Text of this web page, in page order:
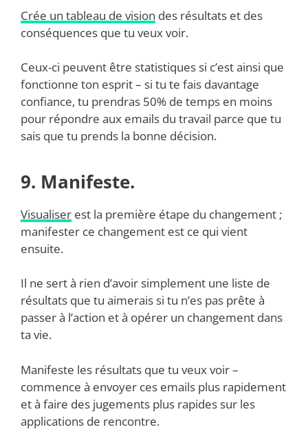
Crée un tableau de vision des résultats et des
conséquences que tu veux voir.
Ceux-ci peuvent être statistiques si c’est ainsi que
fonctionne ton esprit – si tu te fais davantage
confiance, tu prendras 50% de temps en moins
pour répondre aux emails du travail parce que tu
sais que tu prends la bonne décision.
9. Manifeste.
Visualiser est la première étape du changement ;
manifester ce changement est ce qui vient
ensuite.
Il ne sert à rien d’avoir simplement une liste de
résultats que tu aimerais si tu n’es pas prête à
passer à l’action et à opérer un changement dans
ta vie.
Manifeste les résultats que tu veux voir –
commence à envoyer ces emails plus rapidement
et à faire des jugements plus rapides sur les
applications de rencontre.